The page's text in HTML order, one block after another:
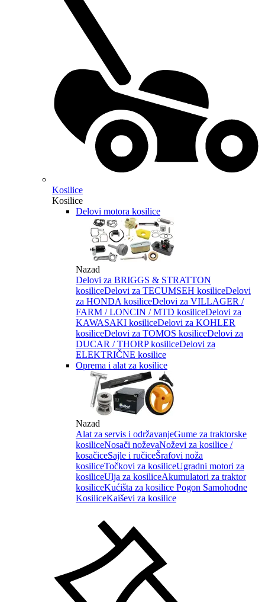
Kosilice
Kosilice
Delovi motora kosilice
Nazad
Delovi za BRIGGS & STRATTON
kosiliceDelovi za TECUMSEH kosiliceDelovi
za HONDA kosiliceDelovi za VILLAGER /
FARM / LONCIN / MTD kosiliceDelovi za
KAWASAKI kosiliceDelovi za KOHLER
kosiliceDelovi za TOMOS kosiliceDelovi za
DUCAR / THORP kosiliceDelovi za
ELEKTRIČNE kosilice
Oprema i alat za kosilice
Nazad
Alat za servis i održavanjeGume za traktorske
kosiliceNosači noževaNoževi za kosilice /
kosačiceSajle i ručiceŠrafovi noža
kosiliceTočkovi za kosiliceUgradni motori za
kosiliceUlja za kosiliceAkumulatori za traktor
kosiliceKućišta za kosilice Pogon Samohodne
KosiliceKaiševi za kosilice